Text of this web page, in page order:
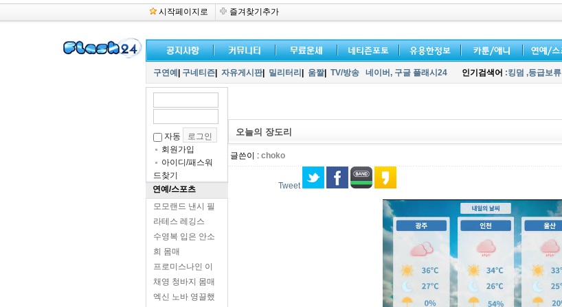
시작페이지로 즐겨찾기추가
구연예 구네티즌 자유게시판| 밀리터리 움짤| TV/방송 네이버, 구글 플래시24 인기검색어 :킹덤 ,등급보류
자동
회원가입
아이디/패스워
드찾기
연예/스포츠
모모랜드 낸시 필
라테스 레깅스
수영복 입은 안소
희 몸매
프로미스나인 이
채영 청바지 몸매
엑신 노바 영끌했
오늘의 장도리
글쓴이 : choko
Tweet